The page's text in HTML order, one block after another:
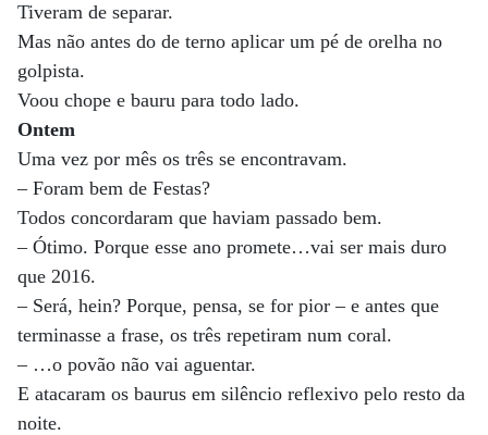
Tiveram de separar.
Mas não antes do de terno aplicar um pé de orelha no
golpista.
Voou chope e bauru para todo lado.
Ontem
Uma vez por mês os três se encontravam.
– Foram bem de Festas?
Todos concordaram que haviam passado bem.
– Ótimo. Porque esse ano promete…vai ser mais duro
que 2016.
– Será, hein? Porque, pensa, se for pior – e antes que
terminasse a frase, os três repetiram num coral.
– …o povão não vai aguentar.
E atacaram os baurus em silêncio reflexivo pelo resto da
noite.